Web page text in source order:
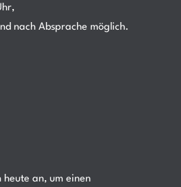
nach Absprache möglich.
heute an, um einen